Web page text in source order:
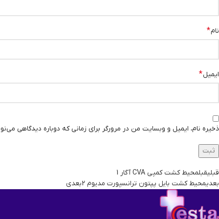
نام*
ایمیل*
ذخیره نام، ایمیل و وبسایت من در مرورگر برای زمانی که دوباره دیدگاهی
قبلیقبلمحیط کشت کمپی CVA آگار 1
بعدیمحیط کشت بایل پپتون ترانسپورت مدیوم 2 بعدی